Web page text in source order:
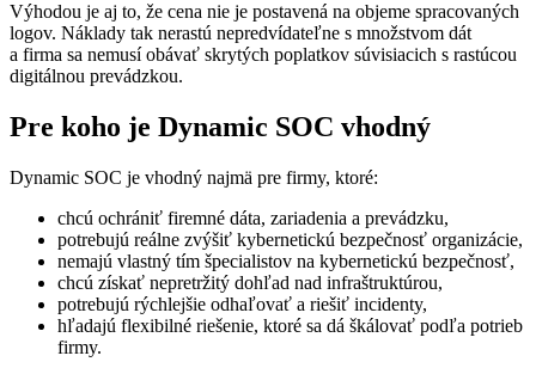
Výhodou je aj to, že cena nie je postavená na objeme spracovaných
logov. Náklady tak nerastú nepredvídateľne s množstvom dát
a firma sa nemusí obávať skrytých poplatkov súvisiacich s rastúcou
digitálnou prevádzkou.
Pre koho je Dynamic SOC vhodný
Dynamic SOC je vhodný najmä pre firmy, ktoré:
chcú ochrániť firemné dáta, zariadenia a prevádzku,
potrebujú reálne zvýšiť kybernetickú bezpečnosť organizácie,
nemajú vlastný tím špecialistov na kybernetickú bezpečnosť,
chcú získať nepretržitý dohľad nad infraštruktúrou,
potrebujú rýchlejšie odhaľovať a riešiť incidenty,
hľadajú flexibilné riešenie, ktoré sa dá škálovať podľa potrieb
firmy.